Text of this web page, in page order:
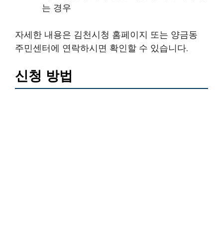
는 경우
자세한 내용은 김천시청 홈페이지 또는 양금동
주민센터에 연락하시면 확인할 수 있습니다.
신청 방법